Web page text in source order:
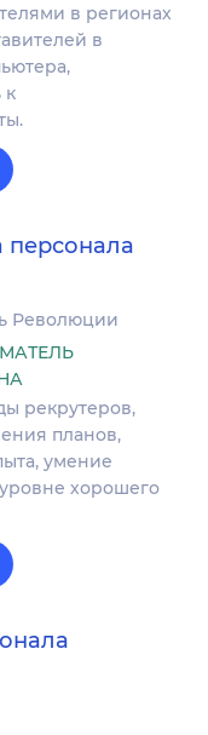
в регионах
в
к
персонала
Революции
рекрутеров,
планов,
умение
хорошего